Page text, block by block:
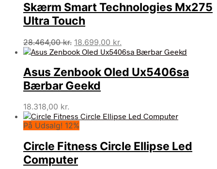
Skærm Smart Technologies Mx275
Ultra Touch
28.464,00kr. Den
oprindelige
var:
28.464,00 kr..
18.699,00 kr.
aktuelle
er:
18.699,00 kr..
Asus Zenbook Oled Ux5406sa
Bærbar Geekd
18.318,00 kr.
På Udsalg! 12%
Circle Fitness Circle Ellipse Led
Computer